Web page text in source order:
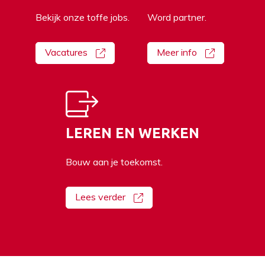
Bekijk onze toffe jobs.
Vacatures
Word partner.
Meer info
LEREN EN WERKEN
Bouw aan je toekomst.
Lees verder